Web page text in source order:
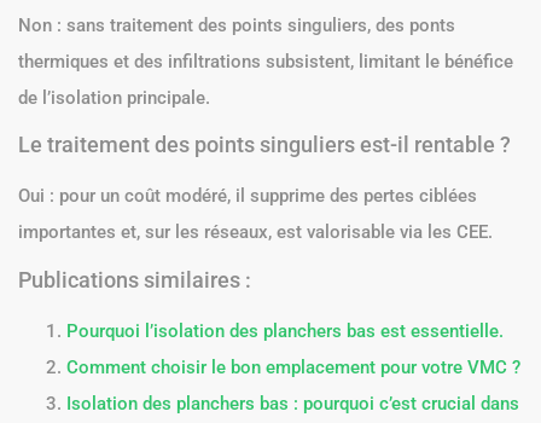
Non : sans traitement des points singuliers, des ponts
thermiques et des infiltrations subsistent, limitant le bénéfice
de l’isolation principale.
Le traitement des points singuliers est-il rentable ?
Oui : pour un coût modéré, il supprime des pertes ciblées
importantes et, sur les réseaux, est valorisable via les CEE.
Publications similaires :
Pourquoi l’isolation des planchers bas est essentielle.
Comment choisir le bon emplacement pour votre VMC ?
Isolation des planchers bas : pourquoi c’est crucial dans